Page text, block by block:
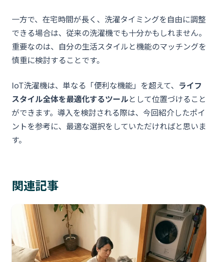
一方で、在宅時間が長く、洗濯タイミングを自由に調整
できる場合は、従来の洗濯機でも十分かもしれません。
重要なのは、自分の生活スタイルと機能のマッチングを
慎重に検討することです。
IoT洗濯機は、単なる「便利な機能」を超えて、 ライフ
スタイル全体を最適化するツールとして位置づけること
ができます。導入を検討される際は、今回紹介したポイ
ントを参考に、最適な選択をしていただければと思いま
す。
関連記事